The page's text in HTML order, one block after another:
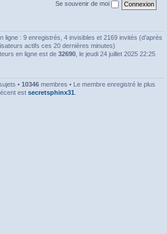
Se souvenir de moi
ligne : 9 enregistrés, 4 invisibles et 2169 invités (d’après
actifs ces 20 dernières minutes)
en ligne est de 32690 , le jeudi 24 juillet 2025 22:25
• 10346 membres • Le membre enregistré le plus
est secretsphinx31